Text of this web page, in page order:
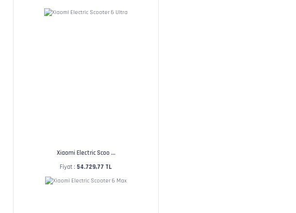
Xiaomi Electric Scoo ...
Fiyat : 54.729,77 TL